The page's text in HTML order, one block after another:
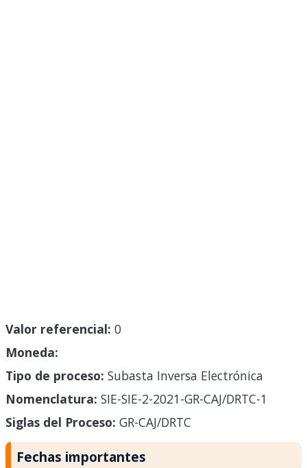
Valor referencial: 0
Moneda:
Tipo de proceso: Subasta Inversa Electrónica
Nomenclatura: SIE-SIE-2-2021-GR-CAJ/DRTC-1
Siglas del Proceso: GR-CAJ/DRTC
Fechas importantes